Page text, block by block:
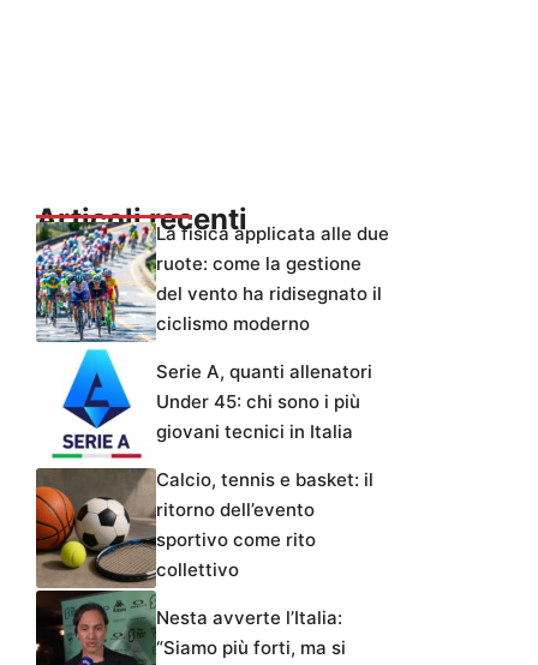
Articoli recentiLa fisica applicata alle due
ruote: come la gestione
del vento ha ridisegnato il
ciclismo moderno
Serie A, quanti allenatori
Under 45: chi sono i più
giovani tecnici in Italia
Calcio, tennis e basket: il
ritorno dell’evento
sportivo come rito
collettivo
Nesta avverte l’Italia:
“Siamo più forti, ma si